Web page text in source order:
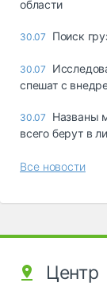
области
30.07 Поиск
30.07
спешат с
30.07
Названы
всего берут в
Все новости
Центр